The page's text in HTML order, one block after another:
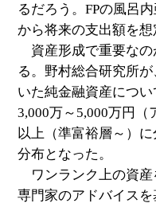
るだろう。FPの風呂
から将来の支出額を想
資産形成で重要なの
る。野村総合研究所
いた純金融資産につい
3,000万～5,000万円（
以上（準富裕層～）
分布となった。
ワンランク上の資産
専門家のアドバイス